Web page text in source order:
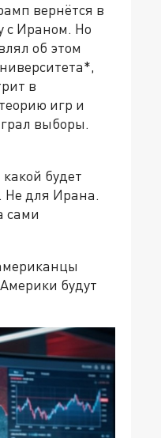
вернётся в
с Ираном. Но
об этом
в
игр и
выборы.
будет
Не для Ирана.
сами
будут